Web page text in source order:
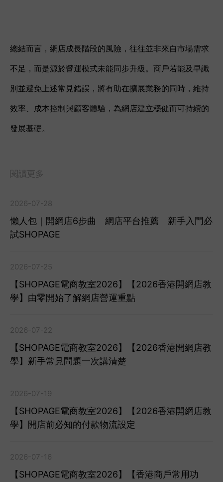
總結而言，網店成長階段的風險，往往並非來自市場需求
不足，而是源於營運模式未能同步升級。商戶若能及早識
別並避免上述常見錯誤，將有助在擴展業務的同時，維持
效率、成本控制與顧客體驗，為網店建立穩健而可持續的
發展基礎。
閱讀更多
2026-07-28
懶人包｜開網店6步曲 網店平台推薦 新手入門必
試SHOPAGE
2026-07-25
【SHOPAGE電商教室2026】【2026香港開網店教
學】由零開始了解網店營運重點
2026-07-22
【SHOPAGE電商教室2026】【2026香港開網店教
學】新手常見問題一次講清楚
2026-07-19
【SHOPAGE電商教室2026】【2026香港開網店教
學】開店前必知的付款物流設定
2026-07-16
【SHOPAGE電商教室2026】【香港商戶常用功